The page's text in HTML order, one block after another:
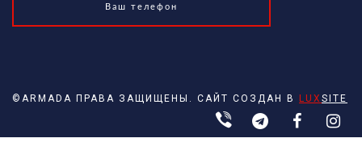
©ARMADA ПРАВА ЗАЩИЩЕНЫ. САЙТ СОЗДАН В LUX SITE